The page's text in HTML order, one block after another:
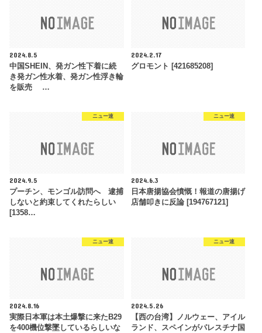
2024.8.5
中国SHEIN、発ガン性下着に続
き発ガン性水着、発ガン性浮き輪
を販売 …
2024.2.17
グロモント [421685208]
ニュー速
2024.9.5
プーチン、モンゴル訪問へ 逮捕
しないと約束してくれたらしい
[1358…
ニュー速
2024.6.3
日本唐揚協会憤慨！報道の唐揚げ
店舗叩きに反論 [194767121]
ニュー速
2024.8.16
実際日本軍は本土爆撃に来たB29
を400機位撃墜しているらしいな
ニュー速
2024.5.26
【西の台湾】ノルウェー、アイル
ランド、スペインがパレスチナ国